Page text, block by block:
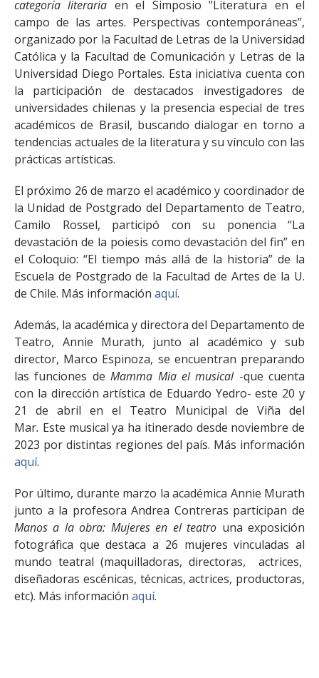
categoría literaria en el Simposio "Literatura en el
campo de las artes. Perspectivas contemporáneas”,
organizado por la Facultad de Letras de la Universidad
Católica y la Facultad de Comunicación y Letras de la
Universidad Diego Portales. Esta iniciativa cuenta con
la participación de destacados investigadores de
universidades chilenas y la presencia especial de tres
académicos de Brasil, buscando dialogar en torno a
tendencias actuales de la literatura y su vínculo con las
prácticas artísticas.
El próximo 26 de marzo el académico y coordinador de
la Unidad de Postgrado del Departamento de Teatro,
Camilo Rossel, participó con su ponencia “La
devastación de la poiesis como devastación del fin” en
el Coloquio: “El tiempo más allá de la historia” de la
Escuela de Postgrado de la Facultad de Artes de la U.
de Chile. Más información aquí.
Además, la académica y directora del Departamento de
Teatro, Annie Murath, junto al académico y sub
director, Marco Espinoza, se encuentran preparando
las funciones deMamma Mia el musical -que cuenta
con la dirección artística de Eduardo Yedro- este 20 y
21 de abril en el Teatro Municipal de Viña del
Mar. Este musical ya ha itinerado desde noviembre de
2023 por distintas regiones del país. Más información
aquí.
Por último, durante marzo la académica Annie Murath
junto a la profesora Andrea Contreras participan de
Manos a la obra: Mujeres en el teatro una exposición
fotográfica que destaca a 26 mujeres vinculadas al
mundo teatral (maquilladoras, directoras, actrices,
diseñadoras escénicas, técnicas, actrices, productoras,
etc). Más información aquí.